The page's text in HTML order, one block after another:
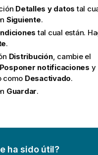
Detalles y datos tal
Siguiente.
tal cual están.
.
Distribución, cambie el
Posponer notificaciones y
como Desactivado.
Guardar.
ha sido útil?